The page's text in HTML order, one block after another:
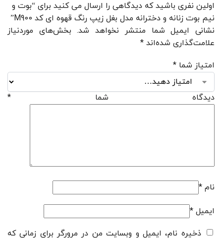
اولین نفری باشید که دیدگاهی را ارسال می کنید برای “بوت و
نیم بوت زنانه و دخترانه مدل بغل زیپ رنگ قهوه ای کد M900”
نشانی ایمیل شما منتشر نخواهد شد. بخش‌های موردنیاز
علامت‌گذاری شده‌اند *
امتیاز شما *
دیدگاه شما *
نام *
ایمیل *
ذخیره نام، ایمیل و وبسایت من در مرورگر برای زمانی که